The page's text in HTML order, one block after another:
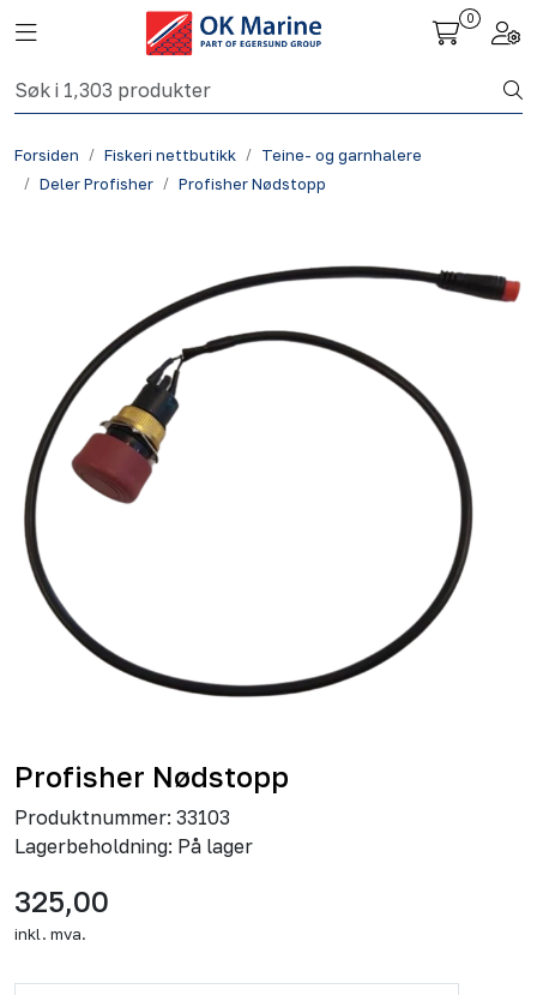
Skip to main content
Toggle navigation
0
Forsiden Fiskeri nettbutikk
Teine- og garnhalere
Deler Profisher
Profisher Nødstopp
Profisher Nødstopp
Produktnummer: 33103
Lagerbeholdning: På lager
325,00
inkl. mva.
Fiskeri nettbutikk
Havbruk
Kontakt